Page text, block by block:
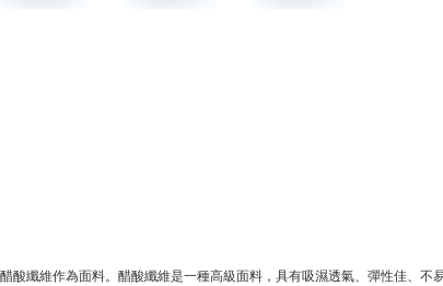
酸纖維作為面料。醋酸纖維是一種高級面料，具有吸濕透氣、彈性佳、